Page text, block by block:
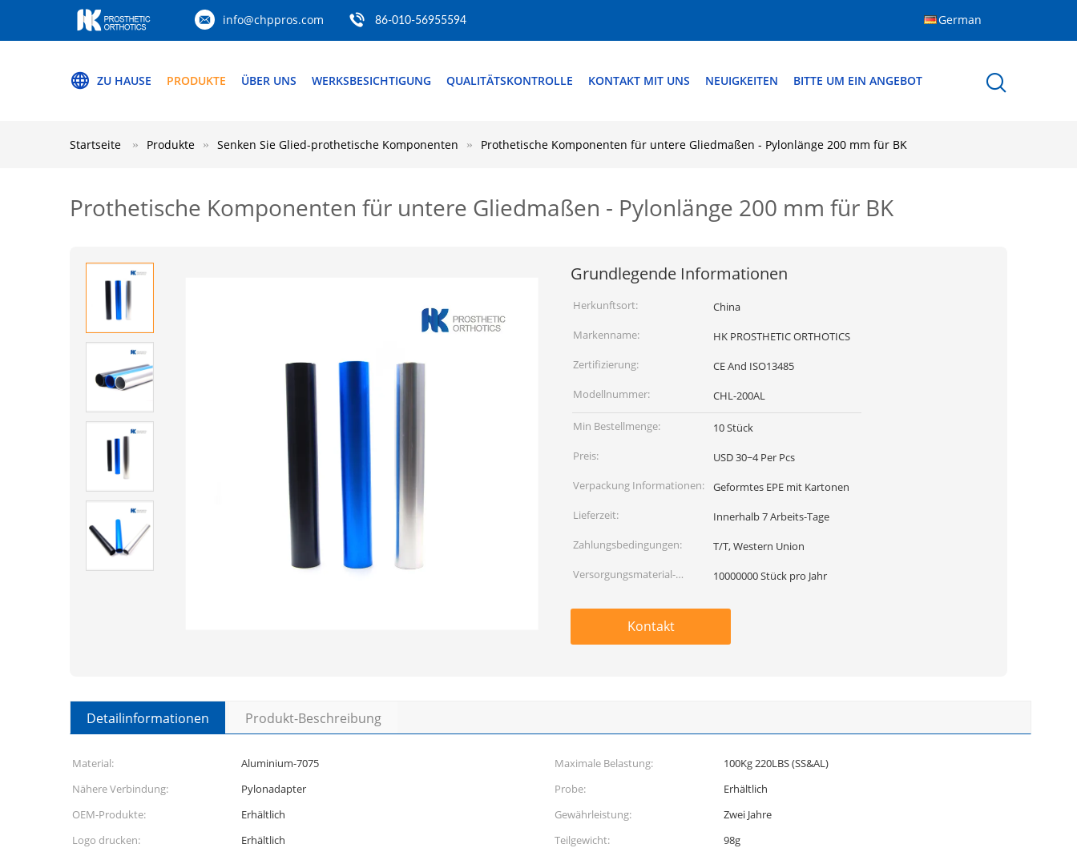
info@chppros.com 86-010-56955594 German
ZU HAUSE PRODUKTE ÜBER UNS WERKSBESICHTIGUNG QUALITÄTSKONTROLLE KONTAKT MIT UNS NEUIGKEITEN BITTE UM EIN ANGEBOT
Startseite Produkte Senken Sie Glied-prothetische Komponenten Prothetische Komponenten für untere Gliedmaßen - Pylonlänge 200 mm für BK
Prothetische Komponenten für untere Gliedmaßen - Pylonlänge 200 mm für BK
Grundlegende Informationen
Herkunftsort:
China
Markenname:
HK PROSTHETIC ORTHOTICS
Zertifizierung:
CE And ISO13485
Modellnummer:
CHL-200AL
Min Bestellmenge:
10 Stück
Preis:
USD 30~4 Per Pcs
Verpackung Informationen:
Geformtes EPE mit Kartonen
Lieferzeit:
Innerhalb 7 Arbeits-Tage
Zahlungsbedingungen:
T/T, Western Union
Versorgungsmaterial-
10000000 Stück pro Jahr
Kontakt
Detailinformationen Produkt-Beschreibung
Material: Aluminium-7075 Maximale Belastung:
100Kg 220LBS (SS&AL)
Nähere Verbindung:
Pylonadapter Probe:
Erhältlich
OEM-Produkte:
Erhältlich Gewährleistung:
Zwei Jahre
Logo drucken:
Erhältlich Teilgewicht:
98g